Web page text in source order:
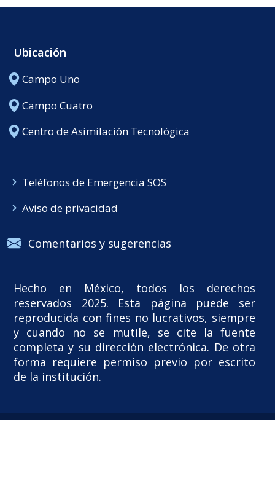
Ubicación
Campo Uno
Campo Cuatro
Centro de Asimilación Tecnológica
Teléfonos de Emergencia SOS
Aviso de privacidad
Comentarios y sugerencias
Hecho en México, todos los derechos
reservados 2025. Esta página puede ser
reproducida con fines no lucrativos, siempre
y cuando no se mutile, se cite la fuente
completa y su dirección electrónica. De otra
forma requiere permiso previo por escrito
de la institución.